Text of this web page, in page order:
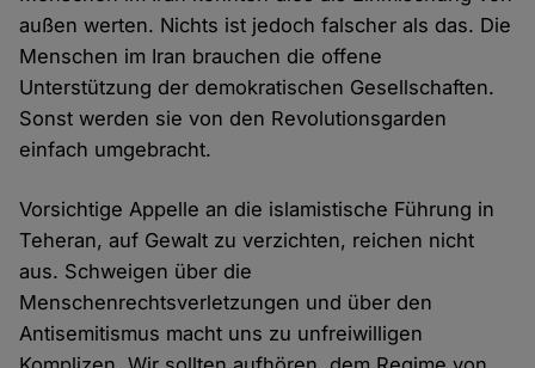
außen werten. Nichts ist jedoch falscher als das. Die
Menschen im Iran brauchen die offene
Unterstützung der demokratischen Gesellschaften.
Sonst werden sie von den Revolutionsgarden
einfach umgebracht.
Vorsichtige Appelle an die islamistische Führung in
Teheran, auf Gewalt zu verzichten, reichen nicht
aus. Schweigen über die
Menschenrechtsverletzungen und über den
Antisemitismus macht uns zu unfreiwilligen